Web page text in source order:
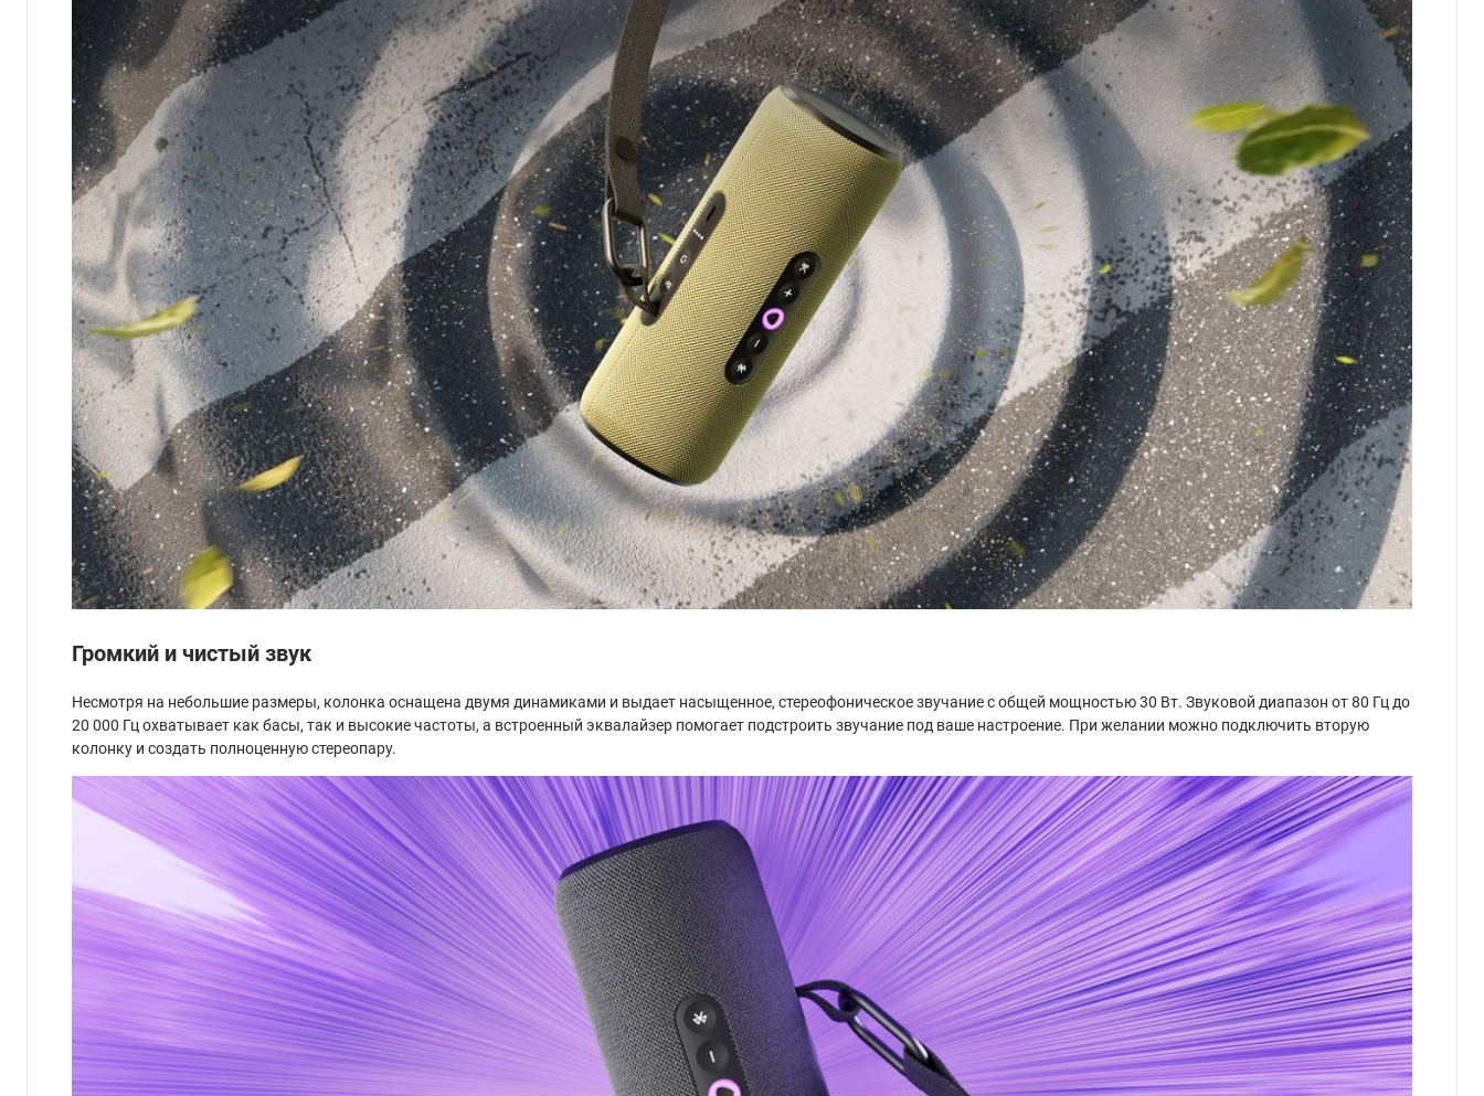
Громкий и чистый звук
Несмотря на небольшие размеры, колонка оснащена двумя динамиками и выдает насыщенное, стереофоническое звучание с общей мощностью 30 Вт. Звуковой диапазон от 80 Гц до
20 000 Гц охватывает как басы, так и высокие частоты, а встроенный эквалайзер помогает подстроить звучание под ваше настроение. При желании можно подключить вторую
колонку и создать полноценную стереопару.